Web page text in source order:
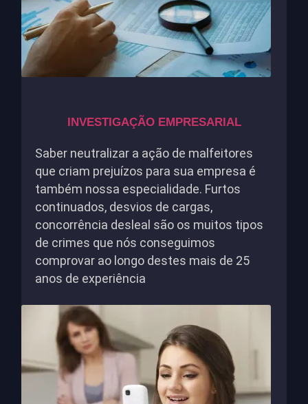
INVESTIGAÇÃO EMPRESARIAL
Saber neutralizar a ação de malfeitores
que criam prejuízos para sua empresa é
também nossa especialidade. Furtos
continuados, desvios de cargas,
concorrência desleal são os muitos tipos
de crimes que nós conseguimos
comprovar ao longo destes mais de 25
anos de experiência